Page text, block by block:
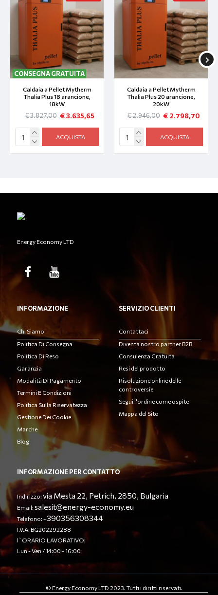
CONSEGNA GRATUITA
Caldaia a Pellet Mytherm
Thalia Plus 18 arancione,
18kW
€ 3.635,65
€ 3.827,00
ACQUISTA
Caldaia a Pellet Mytherm
Thalia Plus 20 arancione,
20kW
€ 2.798,70
€ 2.946,00
ACQUISTA
Energy Economy LTD
INFORMAZIONE
Chi Siamo
Politica Di Consegna
Politica Di Reso
Garanzia
Modalità Di Pagamento
Termini E Condizioni
Politica Sulla Riservatezza
Gestione Dei Cookie
Marche
Blog
SERVIZIO CLIENTI
Contattaci
Diventa nostro partner B2B
Consulenza Gratuita
Resi del prodotto
Risoluzione online delle
controversie
Segui l'ordine come ospite
Mappa del Sito
INFORMAZIONE PER CONTATTO
Indirizzo:via Mesta 22, Petrich, 2850, Bulgaria
Email:salesit@energy-economy.eu
Telefono: +390356308344
I.V.A. BG202292288
l`ORARIO LAVORATIVO:
Lun - Ven / 14:00 - 16:00
© Energy Economy LTD 2023. Tutti i diritti riservati.